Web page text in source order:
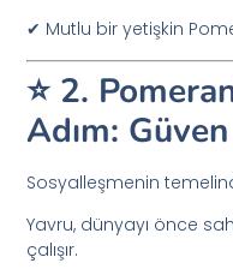
✔ Mutlu bir yetişkin
⭐ 2.
Adım:
Sosyalleşmenin
Yavru, dünyayı önce
çalışır.